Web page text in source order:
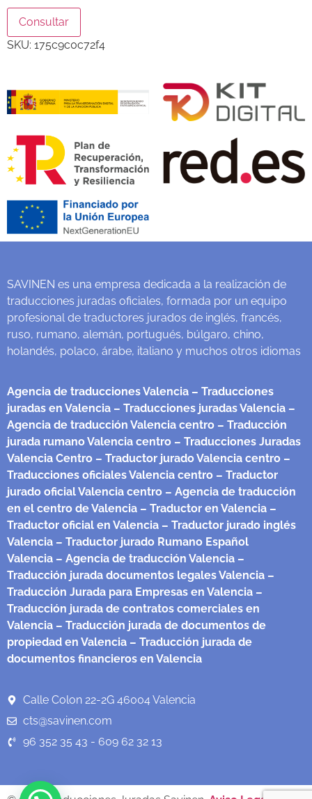
Consultar
SKU: 175c9c0c72f4
SAVINEN es una empresa dedicada a la realización de
traducciones juradas oficiales, formada por un equipo
profesional de traductores jurados de inglés, francés,
ruso, rumano, alemán, portugués, búlgaro, chino,
holandés, polaco, árabe, italiano y muchos otros idiomas
Agencia de traducciones Valencia – Traducciones
juradas en Valencia – Traducciones juradas Valencia –
Agencia de traducción Valencia centro – Traducción
jurada rumano Valencia centro – Traducciones Juradas
Valencia Centro – Traductor jurado Valencia centro –
Traducciones oficiales Valencia centro – Traductor
jurado oficial Valencia centro – Agencia de traducción
en el centro de Valencia – Traductor en Valencia –
Traductor oficial en Valencia – Traductor jurado inglés
Valencia – Traductor jurado Rumano Español
Valencia – Agencia de traducción Valencia –
Traducción jurada documentos legales Valencia –
Traducción Jurada para Empresas en Valencia –
Traducción jurada de contratos comerciales en
Valencia – Traducción jurada de documentos de
propiedad en Valencia – Traducción jurada de
documentos financieros en Valencia
Calle Colon 22-2G 46004 Valencia
cts@savinen.com
96 352 35 43 - 609 62 32 13